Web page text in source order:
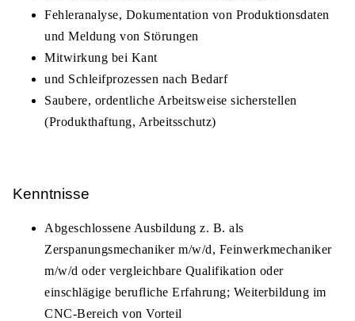
Fehleranalyse, Dokumentation von Produktionsdaten
und Meldung von Störungen
Mitwirkung bei Kant
und Schleifprozessen nach Bedarf
Saubere, ordentliche Arbeitsweise sicherstellen
(Produkthaftung, Arbeitsschutz)
Kenntnisse
Abgeschlossene Ausbildung z. B. als
Zerspanungsmechaniker m/w/d, Feinwerkmechaniker
m/w/d oder vergleichbare Qualifikation oder
einschlägige berufliche Erfahrung; Weiterbildung im
CNC-Bereich von Vorteil